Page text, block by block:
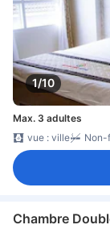
1/10
Max. 3 adultes
vue : ville
Non-
Chambre